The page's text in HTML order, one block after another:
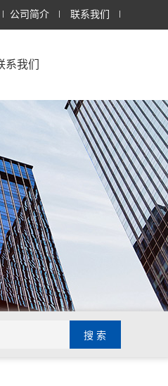
公司简介 联系我们
系我们